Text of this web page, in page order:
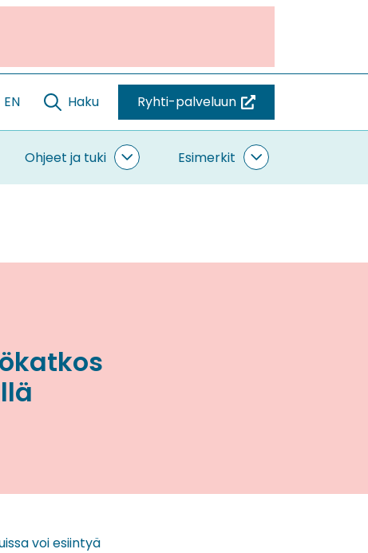
EN Haku Ryhti-palveluun
(siirryt
toiseen
palveluun)
Ohjeet ja tuki
Ohjeet
ja
Esimerkit
Esimerkit
alasivut
voi esiintyä